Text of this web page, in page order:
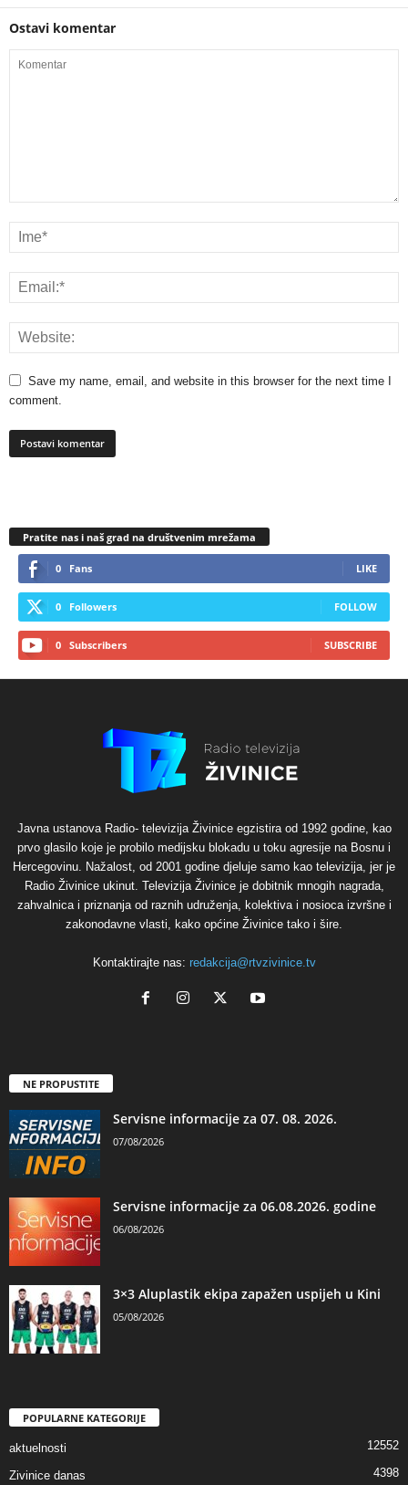
Ostavi komentar
Save my name, email, and website in this browser for the next time I
comment.
Pratite nas i naš grad na društvenim mrežama
0 Fans LIKE
0 Followers FOLLOW
0 Subscribers SUBSCRIBE
Javna ustanova Radio- televizija Živinice egzistira od 1992 godine, kao
prvo glasilo koje je probilo medijsku blokadu u toku agresije na Bosnu i
Hercegovinu. Nažalost, od 2001 godine djeluje samo kao televizija, jer je
Radio Živinice ukinut. Televizija Živinice je dobitnik mnogih nagrada,
zahvalnica i priznanja od raznih udruženja, kolektiva i nosioca izvršne i
zakonodavne vlasti, kako općine Živinice tako i šire.
Kontaktirajte nas: redakcija@rtvzivinice.tv
NE PROPUSTITE
Servisne informacije za 07. 08. 2026.
07/08/2026
Servisne informacije za 06.08.2026. godine
06/08/2026
3×3 Aluplastik ekipa zapažen uspijeh u Kini
05/08/2026
POPULARNE KATEGORIJE
aktuelnosti 12552
Zivinice danas 4398